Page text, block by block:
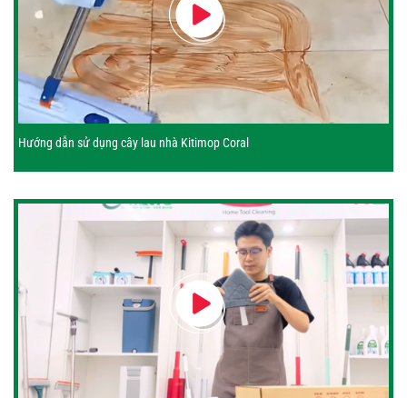
Hướng dẫn sử dụng cây lau nhà Kitimop Coral